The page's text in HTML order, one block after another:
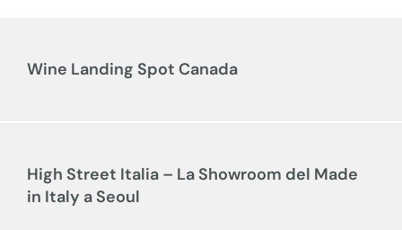
Wine Landing Spot Canada
High Street Italia – La Showroom del Made
in Italy a Seoul